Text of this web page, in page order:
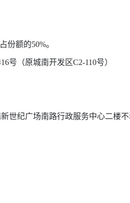
份额的50%。
16号（原城南开发区C2-110号）
纪广场南路行政服务中心二楼不